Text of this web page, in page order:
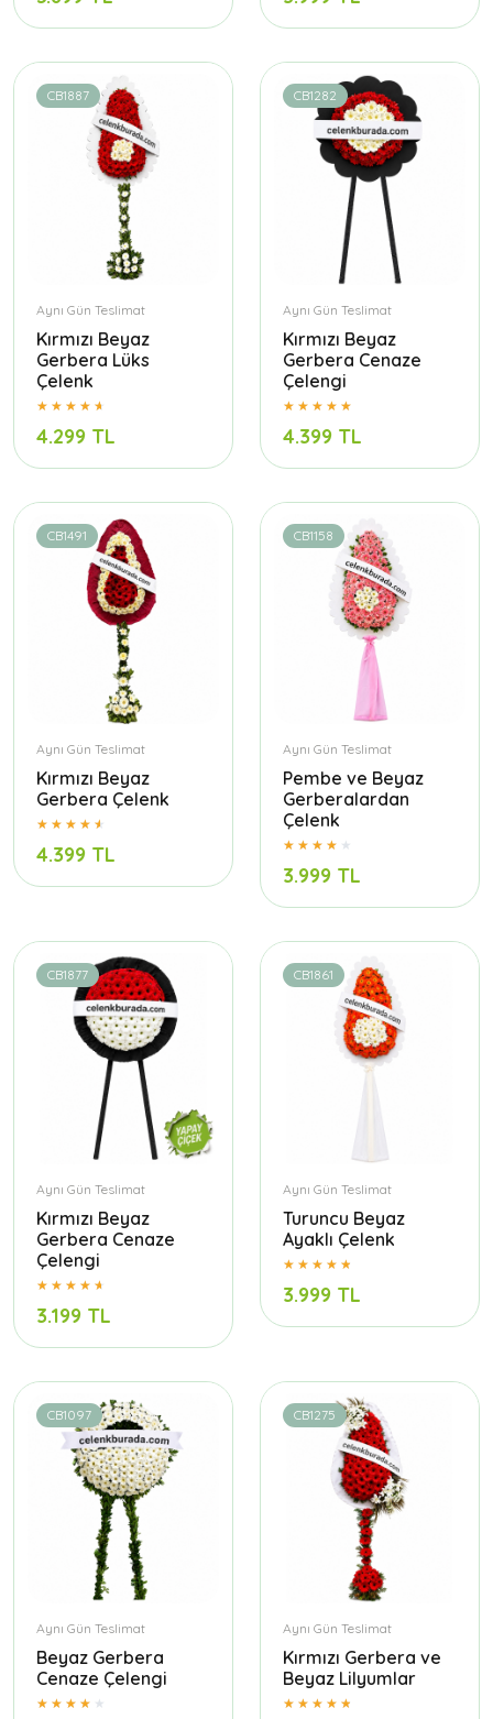
CB1887
Aynı Gün Teslimat
Kırmızı Beyaz
Gerbera Lüks
Çelenk
4.299 TL
CB1282
Aynı Gün Teslimat
Kırmızı Beyaz
Gerbera Cenaze
Çelengi
4.399 TL
CB1491
Aynı Gün Teslimat
Kırmızı Beyaz
Gerbera Çelenk
4.399 TL
CB1158
Aynı Gün Teslimat
Pembe ve Beyaz
Gerberalardan
Çelenk
3.999 TL
CB1877
Aynı Gün Teslimat
Kırmızı Beyaz
Gerbera Cenaze
Çelengi
3.199 TL
CB1861
Aynı Gün Teslimat
Turuncu Beyaz
Ayaklı Çelenk
3.999 TL
CB1097
Aynı Gün Teslimat
Beyaz Gerbera
Cenaze Çelengi
CB1275
Aynı Gün Teslimat
Kırmızı Gerbera ve
Beyaz Lilyumlar